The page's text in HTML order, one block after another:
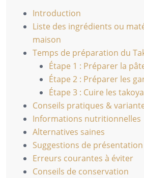
Introduction
Liste des ingrédients ou
maison
Temps de préparation du
Étape 1 : Préparer la
Étape 2 : Préparer les
Étape 3 : Cuire les
Conseils pratiques &
Informations nutritionnelles
Alternatives saines
Suggestions de présentation
Erreurs courantes à éviter
Conseils de conservation